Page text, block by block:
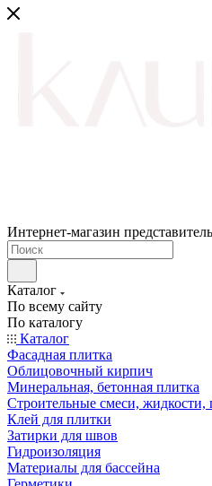
Интернет-магазин
Каталог
По всему сайту
По каталогу
Каталог
Фасадная плитка
Облицовочный кирпич
Минеральная, бетонная плитка
Строительные смеси, жидкости,
Клей для плитки
Затирки для швов
Гидроизоляция
Материалы для бассейна